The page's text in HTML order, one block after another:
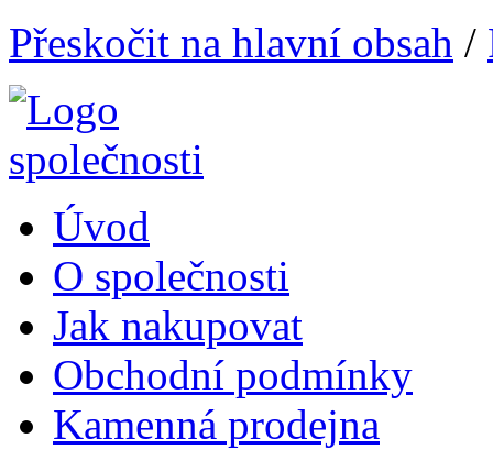
Přeskočit na hlavní obsah /
Úvod
O společnosti
Jak nakupovat
Obchodní podmínky
Kamenná prodejna